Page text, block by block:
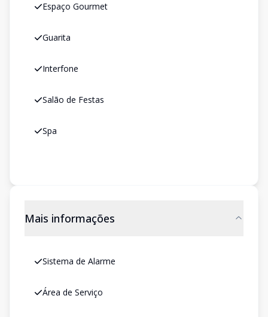
Espaço Gourmet
Guarita
Interfone
Salão de Festas
Spa
Mais informações
Sistema de Alarme
Área de Serviço